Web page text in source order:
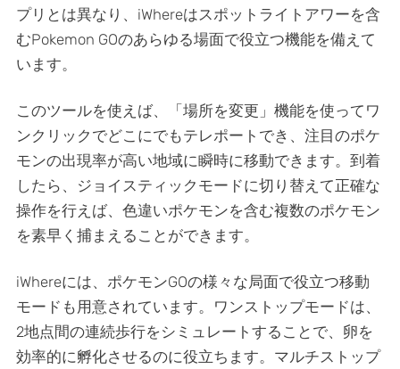
プリとは異なり、iWhereはスポットライトアワーを含
むPokemon GOのあらゆる場面で役立つ機能を備えて
います。
このツールを使えば、「場所を変更」機能を使ってワ
ンクリックでどこにでもテレポートでき、注目のポケ
モンの出現率が高い地域に瞬時に移動できます。到着
したら、ジョイスティックモードに切り替えて正確な
操作を行えば、色違いポケモンを含む複数のポケモン
を素早く捕まえることができます。
iWhereには、ポケモンGOの様々な局面で役立つ移動
モードも用意されています。ワンストップモードは、
2地点間の連続歩行をシミュレートすることで、卵を
効率的に孵化させるのに役立ちます。マルチストップ